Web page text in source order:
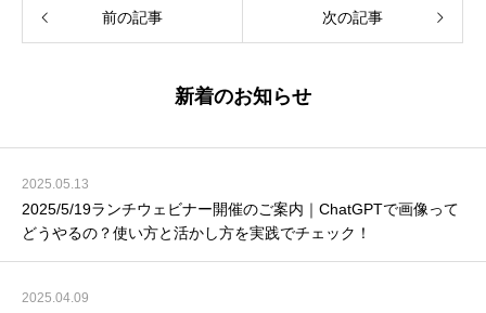
前の記事 次の記事
新着のお知らせ
2025.05.13
2025/5/19ランチウェビナー開催のご案内｜ChatGPTで画像って
どうやるの？使い方と活かし方を実践でチェック！
2025.04.09